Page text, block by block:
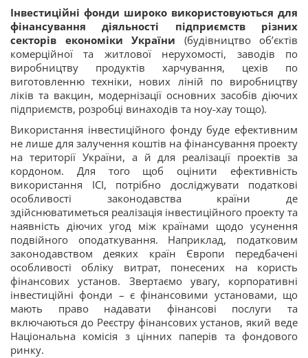
Інвестиційні фонди широко використовуються для
фінансування діяльності підприємств різних
секторів економіки України (будівництво об’єктів
комерційної та житлової нерухомості, заводів по
виробництву продуктів харчування, цехів по
виготовленню техніки, нових ліній по виробництву
ліків та вакцин, модернізації основних засобів діючих
підприємств, розробці винаходів та ноу-хау тощо).
Використання інвестиційного фонду буде ефективним
не лише для залучення коштів на фінансування проекту
на території України, а й для реалізації проектів за
кордоном. Для того щоб оцінити ефективність
використання ІСІ, потрібно досліджувати податкові
особливості законодавства країни де
здійснюватиметься реалізація інвестиційного проекту та
наявність діючих угод між країнами щодо усунення
подвійного оподаткування. Наприклад, податковим
законодавством деяких країн Європи передбачені
особливості обліку витрат, понесених на користь
фінансових установ. Звертаємо увагу, корпоративні
інвестиційні фонди – є фінансовими установами, що
мають право надавати фінансові послуги та
включаються до Реєстру фінансових установ, який веде
Національна комісія з цінних паперів та фондового
ринку.